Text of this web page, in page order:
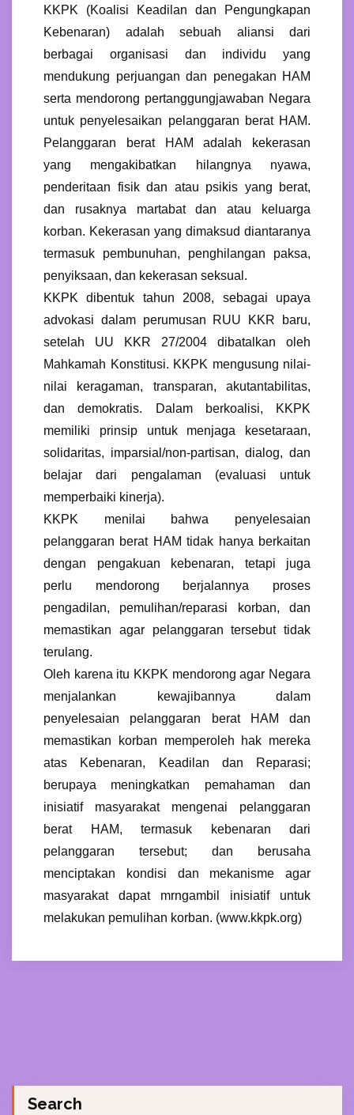
KKPK (Koalisi Keadilan dan Pengungkapan
Kebenaran) adalah sebuah aliansi dari
berbagai organisasi dan individu yang
mendukung perjuangan dan penegakan HAM
serta mendorong pertanggungjawaban Negara
untuk penyelesaikan pelanggaran berat HAM.
Pelanggaran berat HAM adalah kekerasan
yang mengakibatkan hilangnya nyawa,
penderitaan fisik dan atau psikis yang berat,
dan rusaknya martabat dan atau keluarga
korban. Kekerasan yang dimaksud diantaranya
termasuk pembunuhan, penghilangan paksa,
penyiksaan, dan kekerasan seksual.
KKPK dibentuk tahun 2008, sebagai upaya
advokasi dalam perumusan RUU KKR baru,
setelah UU KKR 27/2004 dibatalkan oleh
Mahkamah Konstitusi. KKPK mengusung nilai-
nilai keragaman, transparan, akutantabilitas,
dan demokratis. Dalam berkoalisi, KKPK
memiliki prinsip untuk menjaga kesetaraan,
solidaritas, imparsial/non-partisan, dialog, dan
belajar dari pengalaman (evaluasi untuk
memperbaiki kinerja).
KKPK menilai bahwa penyelesaian
pelanggaran berat HAM tidak hanya berkaitan
dengan pengakuan kebenaran, tetapi juga
perlu mendorong berjalannya proses
pengadilan, pemulihan/reparasi korban, dan
memastikan agar pelanggaran tersebut tidak
terulang.
Oleh karena itu KKPK mendorong agar Negara
menjalankan kewajibannya dalam
penyelesaian pelanggaran berat HAM dan
memastikan korban memperoleh hak mereka
atas Kebenaran, Keadilan dan Reparasi;
berupaya meningkatkan pemahaman dan
inisiatif masyarakat mengenai pelanggaran
berat HAM, termasuk kebenaran dari
pelanggaran tersebut; dan berusaha
menciptakan kondisi dan mekanisme agar
masyarakat dapat mrngambil inisiatif untuk
melakukan pemulihan korban. (www.kkpk.org)
Search